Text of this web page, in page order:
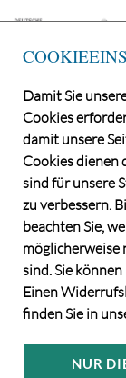
©2026
CONSENT
KATALOGBEZUG
DATENSCHUTZ
IMPRESSUM
KONTAKT
Damit Sie
Cookies
damit unsere
Cookies dienen
sind für unsere
zu verbessern.
beachten Sie,
möglicherweise
sind. Sie
Einen
finden Sie in
NUR